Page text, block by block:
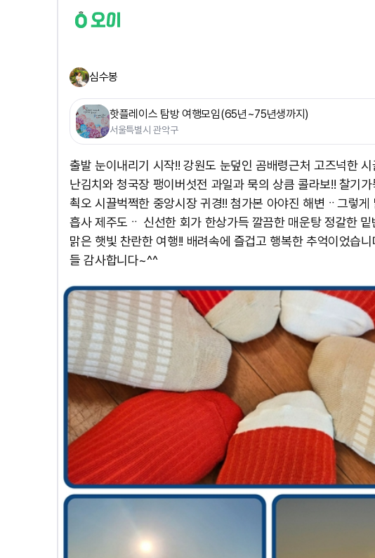
심수봉
핫플레이스 탐방 여행모임(65년~75년생까지)
서울특별시 관악구
출발 눈이내리기 시작!! 강원도 눈덮인 곰배령근처 고즈넉한
난김치와 청국장 팽이버섯전 과일과 묵의 상큼 콜라보!! 찰기
쵝오 시끌벅쩍한 중앙시장 귀경!! 첨가본 아야진 해변ᆢ그렇
흡사 제주도ᆢ 신선한 회가 한상가득 깔끔한 매운탕 정갈한 밑
맑은 햇빛 찬란한 여행!! 배려속에 즐겁고 행복한 추억이었습
들 감사합니다~^^